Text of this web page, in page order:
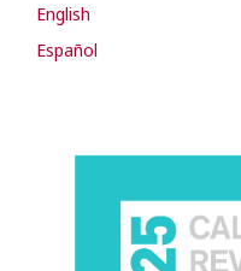
English
Español